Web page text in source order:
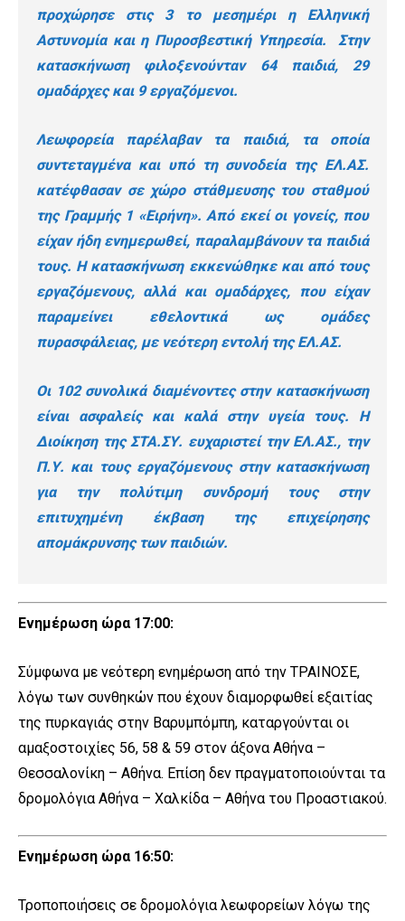
προχώρησε στις 3 το μεσημέρι η Ελληνική
Αστυνομία και η Πυροσβεστική Υπηρεσία. Στην
κατασκήνωση φιλοξενούνταν 64 παιδιά, 29
ομαδάρχες και 9 εργαζόμενοι.
Λεωφορεία παρέλαβαν τα παιδιά, τα οποία
συντεταγμένα και υπό τη συνοδεία της ΕΛ.ΑΣ.
κατέφθασαν σε χώρο στάθμευσης του σταθμού
της Γραμμής 1 «Ειρήνη». Από εκεί οι γονείς, που
είχαν ήδη ενημερωθεί, παραλαμβάνουν τα παιδιά
τους. Η κατασκήνωση εκκενώθηκε και από τους
εργαζόμενους, αλλά και ομαδάρχες, που είχαν
παραμείνει εθελοντικά ως ομάδες
πυρασφάλειας, με νεότερη εντολή της ΕΛ.ΑΣ.
Οι 102 συνολικά διαμένοντες στην κατασκήνωση
είναι ασφαλείς και καλά στην υγεία τους. Η
Διοίκηση της ΣΤΑ.ΣΥ. ευχαριστεί την ΕΛ.ΑΣ., την
Π.Υ. και τους εργαζόμενους στην κατασκήνωση
για την πολύτιμη συνδρομή τους στην
επιτυχημένη έκβαση της επιχείρησης
απομάκρυνσης των παιδιών.
Ενημέρωση ώρα 17:00:
Σύμφωνα με νεότερη ενημέρωση από την ΤΡΑΙΝΟΣΕ,
λόγω των συνθηκών που έχουν διαμορφωθεί εξαιτίας
της πυρκαγιάς στην Βαρυμπόμπη, καταργούνται οι
αμαξοστοιχίες 56, 58 & 59 στον άξονα Αθήνα –
Θεσσαλονίκη – Αθήνα. Επίση δεν πραγματοποιούνται τα
δρομολόγια Αθήνα – Χαλκίδα – Αθήνα του Προαστιακού.
Ενημέρωση ώρα 16:50:
Τροποποιήσεις σε δρομολόγια λεωφορείων λόγω της